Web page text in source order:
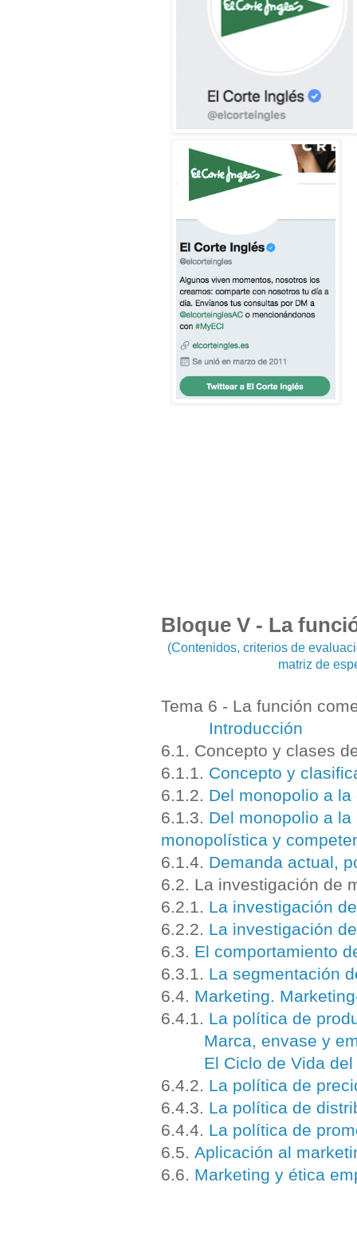
Bloque V - La
(Contenidos, criterios de
matriz de
Tema 6 - La función
Introducción
6.1. Concepto y clases
6.1.1. Concepto y
6.1.2. Del monopolio a
6.1.3. Del monopolio a
monopolística y
6.1.4. Demanda actual,
6.2. La investigación de
6.2.1. La investigación
6.2.2. La investigación
6.3. El comportamiento
6.3.1. La segmentación
6.4. Marketing.
6.4.1. La política de
Marca, envase y
El Ciclo de Vida
6.4.2. La política de
6.4.3. La política de
6.4.4. La política de
6.5. Aplicación al
6.6. Marketing y ética